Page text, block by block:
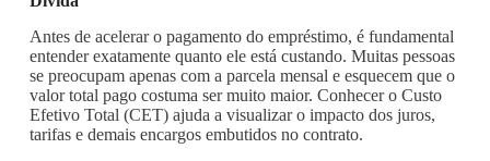
Antes de acelerar o pagamento do empréstimo, é fundamental
entender exatamente quanto ele está custando. Muitas pessoas
se preocupam apenas com a parcela mensal e esquecem que o
valor total pago costuma ser muito maior. Conhecer o Custo
Efetivo Total (CET) ajuda a visualizar o impacto dos juros,
tarifas e demais encargos embutidos no contrato.